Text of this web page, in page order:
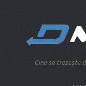
Cine se trezeşte